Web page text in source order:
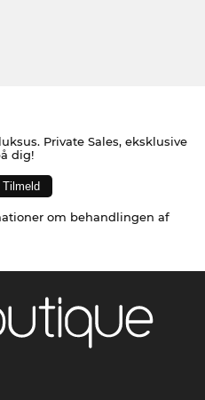
Private Sales, eksklusive
dig!
om behandlingen af